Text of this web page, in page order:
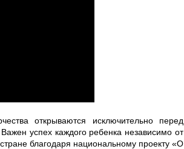
открываются исключительно перед
успех каждого ребенка независимо от
благодаря национальному проекту «О